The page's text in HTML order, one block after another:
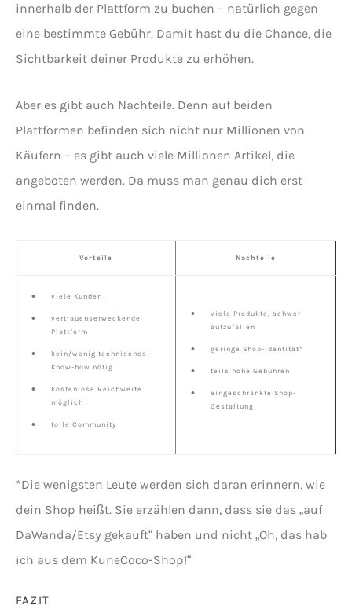
innerhalb der Plattform zu buchen – natürlich gegen
eine bestimmte Gebühr. Damit hast du die Chance, die
Sichtbarkeit deiner Produkte zu erhöhen.
Aber es gibt auch Nachteile. Denn auf beiden
Plattformen befinden sich nicht nur Millionen von
Käufern – es gibt auch viele Millionen Artikel, die
angeboten werden. Da muss man genau dich erst
einmal finden.
Vorteile Nachteile
viele Kunden
vertrauenserweckende
Plattform
kein/wenig technisches
Know-how nötig
kostenlose Reichweite
möglich
tolle Community
viele Produkte, schwer
aufzufallen
geringe Shop-Identität*
teils hohe Gebühren
eingeschränkte Shop-
Gestaltung
*Die wenigsten Leute werden sich daran erinnern, wie
dein Shop heißt. Sie erzählen dann, dass sie das „auf
DaWanda/Etsy gekauft“ haben und nicht „Oh, das hab
ich aus dem KuneCoco-Shop!“
FAZIT